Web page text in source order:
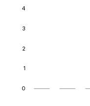
0
1
2
3
4